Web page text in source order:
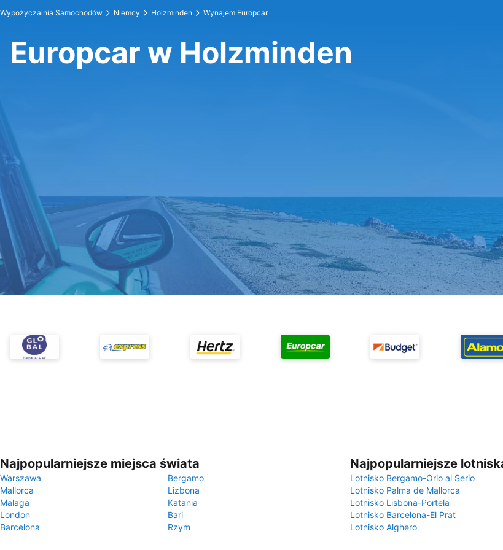
Wypożyczalnia Samochodów Niemcy Holzminden Wynajem Europcar
Europcar w Holzminden
Najpopularniejsze miejsca świata
Warszawa
Bergamo
Mallorca
Lizbona
Malaga
Katania
London
Bari
Barcelona
Rzym
Najpopularniejsze
Lotnisko Bergamo-Orio al Serio
Lotnisko Palma de Mallorca
Lotnisko Lisbona-Portela
Lotnisko Barcelona-El Prat
Lotnisko Alghero